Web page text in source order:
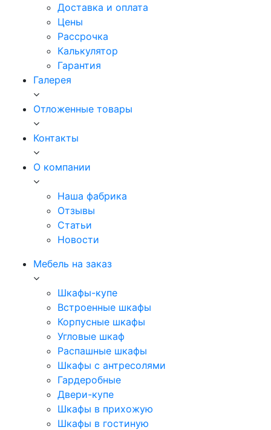
Доставка и оплата
Цены
Рассрочка
Калькулятор
Гарантия
Галерея
Отложенные товары
Контакты
О компании
Наша фабрика
Отзывы
Статьи
Новости
Мебель на заказ
Шкафы-купе
Встроенные шкафы
Корпусные шкафы
Угловые шкаф
Распашные шкафы
Шкафы с антресолями
Гардеробные
Двери-купе
Шкафы в прихожую
Шкафы в гостиную